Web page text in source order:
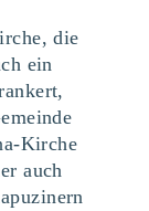
die
ein
Kirche
auch